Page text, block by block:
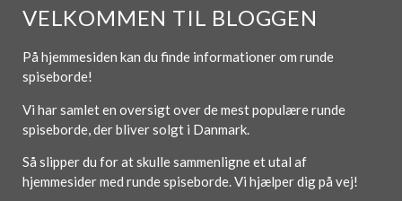
VELKOMMEN TIL BLOGGEN
På hjemmesiden kan du finde informationer om runde
spiseborde!
Vi har samlet en oversigt over de mest populære runde
spiseborde, der bliver solgt i Danmark.
Så slipper du for at skulle sammenligne et utal af
hjemmesider med runde spiseborde. Vi hjælper dig på vej!